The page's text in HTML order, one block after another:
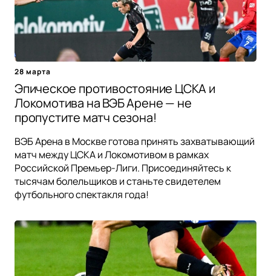
28 марта
Эпическое противостояние ЦСКА и
Локомотива на ВЭБ Арене — не
пропустите матч сезона!
ВЭБ Арена в Москве готова принять захватывающий
матч между ЦСКА и Локомотивом в рамках
Российской Премьер-Лиги. Присоединяйтесь к
тысячам болельщиков и станьте свидетелем
футбольного спектакля года!